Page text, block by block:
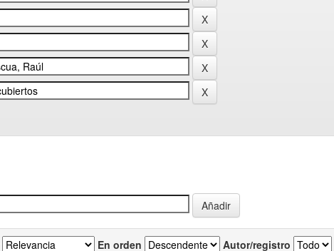
En orden Autor/registro